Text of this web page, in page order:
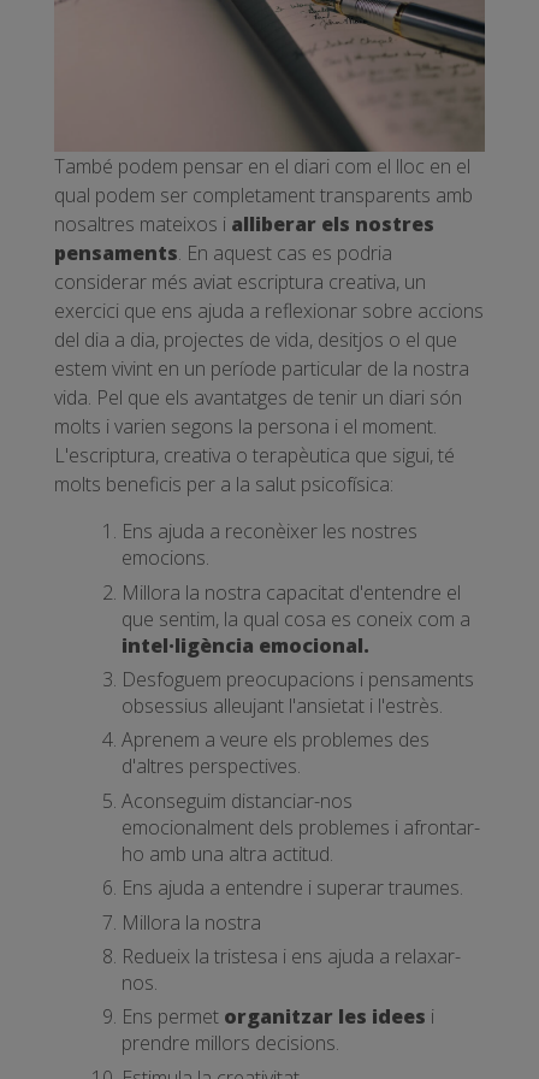
També podem pensar en el diari com el lloc en el
qual podem ser completament transparents amb
nosaltres mateixos i alliberar els nostres
pensaments. En aquest cas es podria
considerar més aviat escriptura creativa, un
exercici que ens ajuda a reflexionar sobre accions
del dia a dia, projectes de vida, desitjos o el que
estem vivint en un període particular de la nostra
vida. Pel que els avantatges de tenir un diari són
molts i varien segons la persona i el moment.
L'escriptura, creativa o terapèutica que sigui, té
molts beneficis per a la salut psicofísica:
Ens ajuda a reconèixer les nostres
emocions.
Millora la nostra capacitat d'entendre el
que sentim, la qual cosa es coneix com a
intel·ligència emocional.
Desfoguem preocupacions i pensaments
obsessius alleujant l'ansietat i l'estrès.
Aprenem a veure els problemes des
d'altres perspectives.
Aconseguim distanciar-nos
emocionalment dels problemes i afrontar-
ho amb una altra actitud.
Ens ajuda a entendre i superar traumes.
Millora la nostra
Redueix la tristesa i ens ajuda a relaxar-
nos.
Ens permet organitzar les idees i
prendre millors decisions.